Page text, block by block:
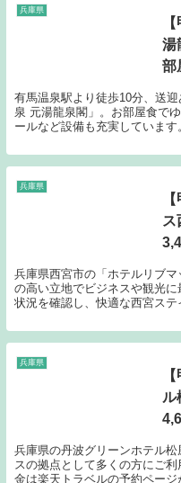
兵庫県
湯
部
有馬温泉駅より徒歩10分、送
泉 元湯龍泉閣」。お部屋食で
ールなど設備も充実していま
ます。
兵庫県
ス
兵庫県西宮市の「ホテルリブ
の高い立地でビジネスや観光
状況を確認し、快適な西宮ス
兵庫県
ル
兵庫県の丹波グリーンホテル
スの拠点として多くの方にご
金は楽天トラベルの予約ペー